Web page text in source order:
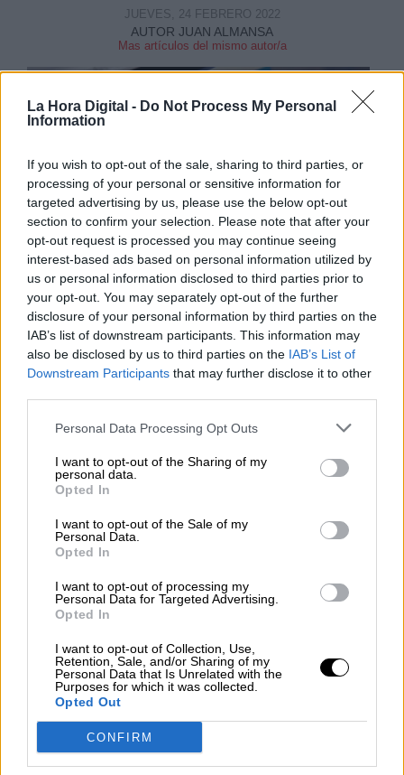
La Hora Digital - Do Not Process My Personal
Information
If you wish to opt-out of the sale, sharing to third parties, or
processing of your personal or sensitive information for
targeted advertising by us, please use the below opt-out
section to confirm your selection. Please note that after your
opt-out request is processed you may continue seeing
interest-based ads based on personal information utilized by
us or personal information disclosed to third parties prior to
your opt-out. You may separately opt-out of the further
disclosure of your personal information by third parties on the
IAB’s list of downstream participants. This information may
also be disclosed by us to third parties on the IAB’s List of
Downstream Participants that may further disclose it to other
Personal Data Processing Opt Outs
I want to opt-out of the Sharing of my
personal data.
Opted In
I want to opt-out of the Sale of my
Personal Data.
Opted In
I want to opt-out of processing my
Personal Data for Targeted Advertising.
Opted In
I want to opt-out of Collection, Use,
Retention, Sale, and/or Sharing of my
Personal Data that Is Unrelated with the
Purposes for which it was collected.
Opted Out
CONFIRM
AUTOR JUAN ALMANSA
Mas artículos del mismo autor/a
JUEVES, 24 FEBRERO 2022
Las cuentas que se han visto
bloqueadas son en su mayoría
páginas especializadas en compartir
We’re closely investigating — but mass
reporting is not a factor here.
A small number of human errors as part of our
work to proactively address manipulated media
fixing the issue and reaching out directly to the
affected folks.
— Yoel Roth (@yoyoel)February 23, 2022
Desde lacomunidad OSINT
inglés: open-source intelligence,han temido
que se tratara de una campaña de denuncias
masivas de usuarios controlados por Moscú